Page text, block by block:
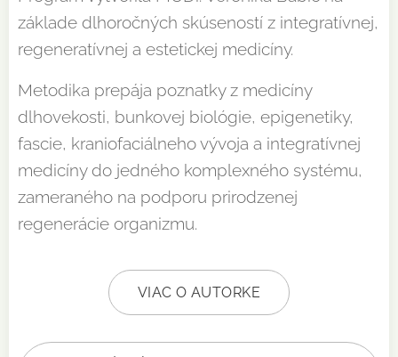
základe dlhoročných skúseností z integratívnej,
regeneratívnej a estetickej medicíny.
Metodika prepája poznatky z medicíny
dlhovekosti, bunkovej biológie, epigenetiky,
fascie, kraniofaciálneho vývoja a integratívnej
medicíny do jedného komplexného systému,
zameraného na podporu prirodzenej
regenerácie organizmu.
VIAC O AUTORKE